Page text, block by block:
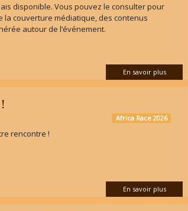
disponible. Vous pouvez le consulter pour
la couverture médiatique, des contenus
autour de l’événement.
En savoir plus
!
Africa Race 2026
rencontre !
En savoir plus